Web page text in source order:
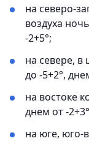
на северо-
воздуха
-2+5°;
на севере, в
до -5+2°,
на востоке
днем от -
на юге, юго-